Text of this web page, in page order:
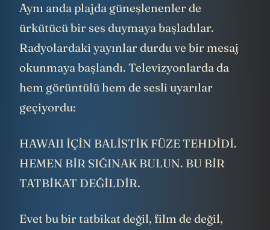
Aynı anda plajda güneşlenenler de
ürkütücü bir ses duymaya başladılar.
Radyolardaki yayınlar durdu ve bir mesaj
okunmaya başlandı. Televizyonlarda da
hem görüntülü hem de sesli uyarılar
geçiyordu:
HAWAII İÇİN BALİSTİK FÜZE TEHDİDİ.
HEMEN BİR SIĞINAK BULUN. BU BİR
TATBİKAT DEĞİLDİR.
Evet bu bir tatbikat değil, film de değil,